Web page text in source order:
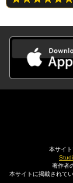
本サイ
著作者
本サイトに掲載されて